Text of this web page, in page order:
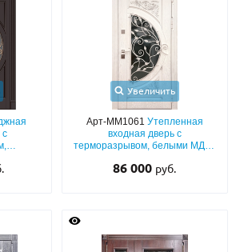
- с 9:00 до 21:00, ВС - до 19:00
(495) 411-44-41
M.RU
ЗАПРОСИТЬ РАСЧЕТ
с
Увеличить
Арт-ММ1061 Утепленная
входная дверь с
терморазрывом, белыми МДФ-
кованой решеткой «листья» и
86 000 руб.